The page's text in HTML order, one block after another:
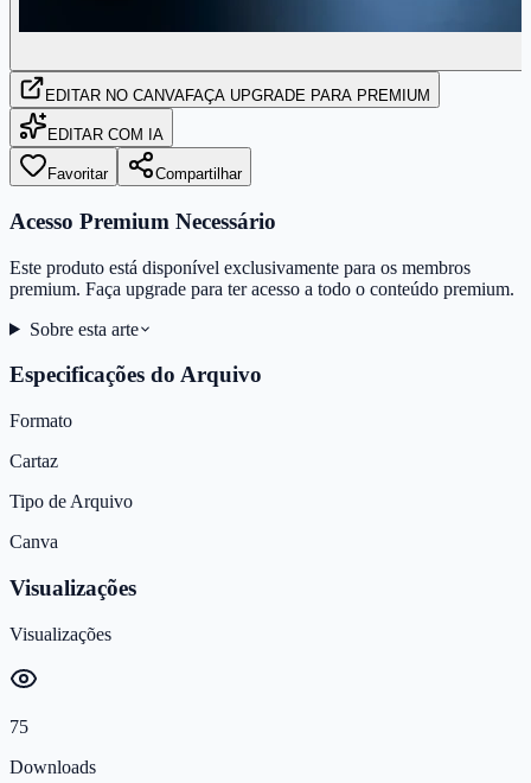
EDITAR NO CANVAFAÇA UPGRADE PARA PREMIUM
EDITAR COM IA
Favoritar Compartilhar
Acesso Premium Necessário
Este produto está disponível exclusivamente para os membros
premium. Faça upgrade para ter acesso a todo o conteúdo premium.
Sobre esta arte
Especificações do Arquivo
Formato
Cartaz
Tipo de Arquivo
Canva
Visualizações
Visualizações
75
Downloads